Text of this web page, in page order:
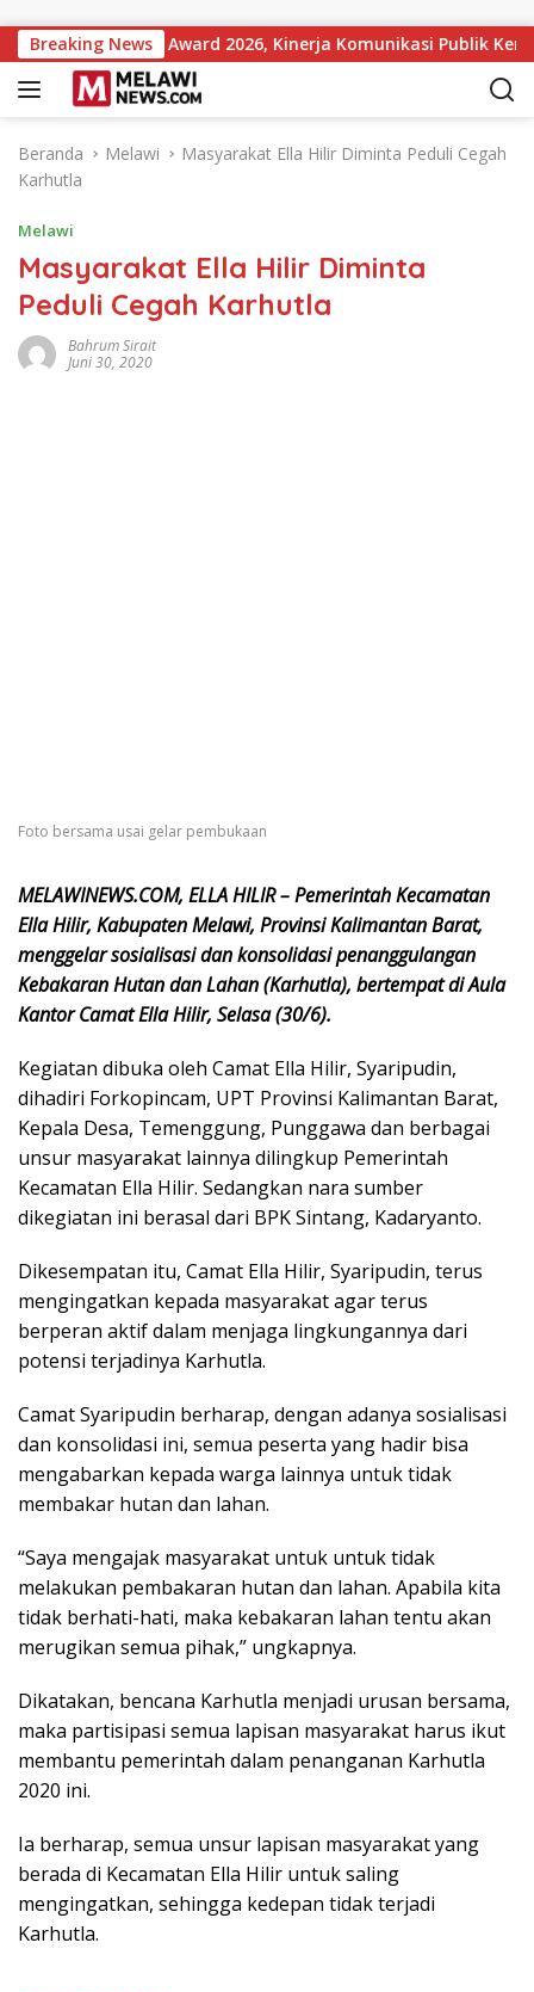
Breaking News
Institutions Award 2026, Kinerja Komunikasi Publik
Beranda Melawi
Masyarakat Ella Hilir Diminta Peduli Cegah
Karhutla
Melawi
Masyarakat Ella Hilir Diminta
Peduli Cegah Karhutla
Bahrum Sirait
Juni 30, 2020
Foto bersama usai gelar pembukaan
MELAWINEWS.COM, ELLA HILIR – Pemerintah Kecamatan
Ella Hilir, Kabupaten Melawi, Provinsi Kalimantan Barat,
menggelar sosialisasi dan konsolidasi penanggulangan
Kebakaran Hutan dan Lahan (Karhutla), bertempat di Aula
Kantor Camat Ella Hilir, Selasa (30/6).
Kegiatan dibuka oleh Camat Ella Hilir, Syaripudin,
dihadiri Forkopincam, UPT Provinsi Kalimantan Barat,
Kepala Desa, Temenggung, Punggawa dan berbagai
unsur masyarakat lainnya dilingkup Pemerintah
Kecamatan Ella Hilir. Sedangkan nara sumber
dikegiatan ini berasal dari BPK Sintang, Kadaryanto.
Dikesempatan itu, Camat Ella Hilir, Syaripudin, terus
mengingatkan kepada masyarakat agar terus
berperan aktif dalam menjaga lingkungannya dari
potensi terjadinya Karhutla.
Camat Syaripudin berharap, dengan adanya sosialisasi
dan konsolidasi ini, semua peserta yang hadir bisa
mengabarkan kepada warga lainnya untuk tidak
membakar hutan dan lahan.
“Saya mengajak masyarakat untuk untuk tidak
melakukan pembakaran hutan dan lahan. Apabila kita
tidak berhati-hati, maka kebakaran lahan tentu akan
merugikan semua pihak,” ungkapnya.
Dikatakan, bencana Karhutla menjadi urusan bersama,
maka partisipasi semua lapisan masyarakat harus ikut
membantu pemerintah dalam penanganan Karhutla
2020 ini.
Ia berharap, semua unsur lapisan masyarakat yang
berada di Kecamatan Ella Hilir untuk saling
mengingatkan, sehingga kedepan tidak terjadi
Karhutla.